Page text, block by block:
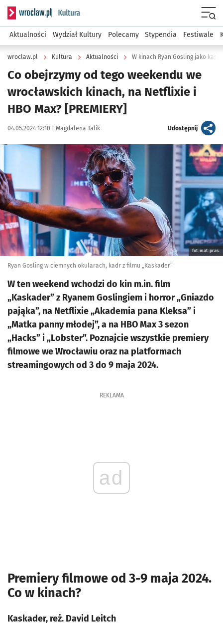
Serwis informacyjny wroclaw.pl podserwis: Kultura
Aktualności Wydział Kultury Polecamy Stypendia Festiwale
wroclaw.pl Kultura Aktualności
Co obejrzymy od tego weekendu we
wrocławskich kinach, na Netflixie i
HBO Max? [PREMIERY]
Data publikacji:
04.05.2024 12:10 | Autor:
Magdalena Talik Udostępnijartykuł
Kliknij, aby powiększyć
fot. mat. pras.
Ryan Gosling w ciemnych okularach, kadr z filmu „Kaskader”
W ten weekend wchodzi do kin m.in. film
„Kaskader” z Ryanem Goslingiem i horror „Gniazdo
pająka”, na Netflixie „Akademia pana Kleksa” i
„Matka panny młodej”, a na HBO Max 3 sezon
„Hacks” i „Lobster”. Poznajcie wszystkie premiery
filmowe we Wrocławiu oraz na platformach
streamingowych od 3 do 9 maja 2024.
REKLAMA
ad
Premiery filmowe od 3-9 maja 2024.
Co w kinach?
Kaskader, reż. David Leitch